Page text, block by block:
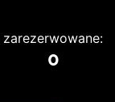
zarezerwowane:
0